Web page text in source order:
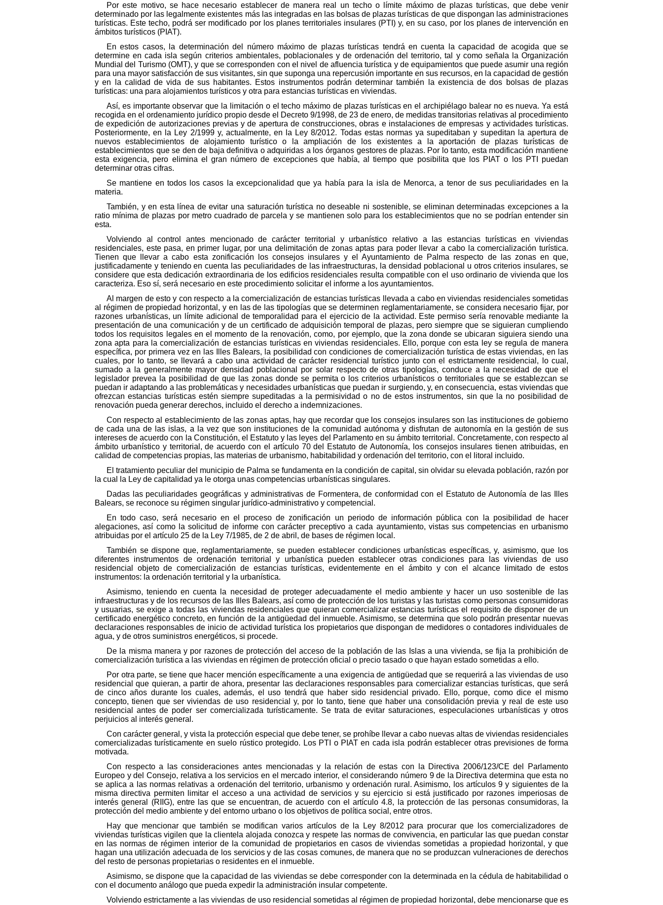
Por este motivo, se hace necesario establecer de manera real un techo o límite máximo de plazas turísticas, que debe venir
determinado por las legalmente existentes más las integradas en las bolsas de plazas turísticas de que dispongan las administraciones
turísticas. Este techo, podrá ser modificado por los planes territoriales insulares (PTI) y, en su caso, por los planes de intervención en
ámbitos turísticos (PIAT).
En estos casos, la determinación del número máximo de plazas turísticas tendrá en cuenta la capacidad de acogida que se
determine en cada isla según criterios ambientales, poblacionales y de ordenación del territorio, tal y como señala la Organización
Mundial del Turismo (OMT), y que se corresponden con el nivel de afluencia turística y de equipamientos que puede asumir una región
para una mayor satisfacción de sus visitantes, sin que suponga una repercusión importante en sus recursos, en la capacidad de gestión
y en la calidad de vida de sus habitantes. Estos instrumentos podrán determinar también la existencia de dos bolsas de plazas
turísticas: una para alojamientos turísticos y otra para estancias turísticas en viviendas.
Así, es importante observar que la limitación o el techo máximo de plazas turísticas en el archipiélago balear no es nueva. Ya está
recogida en el ordenamiento jurídico propio desde el Decreto 9/1998, de 23 de enero, de medidas transitorias relativas al procedimiento
de expedición de autorizaciones previas y de apertura de construcciones, obras e instalaciones de empresas y actividades turísticas.
Posteriormente, en la Ley 2/1999 y, actualmente, en la Ley 8/2012. Todas estas normas ya supeditaban y supeditan la apertura de
nuevos establecimientos de alojamiento turístico o la ampliación de los existentes a la aportación de plazas turísticas de
establecimientos que se den de baja definitiva o adquiridas a los órganos gestores de plazas. Por lo tanto, esta modificación mantiene
esta exigencia, pero elimina el gran número de excepciones que había, al tiempo que posibilita que los PIAT o los PTI puedan
determinar otras cifras.
Se mantiene en todos los casos la excepcionalidad que ya había para la isla de Menorca, a tenor de sus peculiaridades en la
materia.
También, y en esta línea de evitar una saturación turística no deseable ni sostenible, se eliminan determinadas excepciones a la
ratio mínima de plazas por metro cuadrado de parcela y se mantienen solo para los establecimientos que no se podrían entender sin
esta.
Volviendo al control antes mencionado de carácter territorial y urbanístico relativo a las estancias turísticas en viviendas
residenciales, este pasa, en primer lugar, por una delimitación de zonas aptas para poder llevar a cabo la comercialización turística.
Tienen que llevar a cabo esta zonificación los consejos insulares y el Ayuntamiento de Palma respecto de las zonas en que,
justificadamente y teniendo en cuenta las peculiaridades de las infraestructuras, la densidad poblacional u otros criterios insulares, se
considere que esta dedicación extraordinaria de los edificios residenciales resulta compatible con el uso ordinario de vivienda que los
caracteriza. Eso sí, será necesario en este procedimiento solicitar el informe a los ayuntamientos.
Al margen de esto y con respecto a la comercialización de estancias turísticas llevada a cabo en viviendas residenciales sometidas
al régimen de propiedad horizontal, y en las de las tipologías que se determinen reglamentariamente, se considera necesario fijar, por
razones urbanísticas, un límite adicional de temporalidad para el ejercicio de la actividad. Este permiso sería renovable mediante la
presentación de una comunicación y de un certificado de adquisición temporal de plazas, pero siempre que se siguieran cumpliendo
todos los requisitos legales en el momento de la renovación, como, por ejemplo, que la zona donde se ubicaran siguiera siendo una
zona apta para la comercialización de estancias turísticas en viviendas residenciales. Ello, porque con esta ley se regula de manera
específica, por primera vez en las Illes Balears, la posibilidad con condiciones de comercialización turística de estas viviendas, en las
cuales, por lo tanto, se llevará a cabo una actividad de carácter residencial turístico junto con el estrictamente residencial, lo cual,
sumado a la generalmente mayor densidad poblacional por solar respecto de otras tipologías, conduce a la necesidad de que el
legislador prevea la posibilidad de que las zonas donde se permita o los criterios urbanísticos o territoriales que se establezcan se
puedan ir adaptando a las problemáticas y necesidades urbanísticas que puedan ir surgiendo, y, en consecuencia, estas viviendas que
ofrezcan estancias turísticas estén siempre supeditadas a la permisividad o no de estos instrumentos, sin que la no posibilidad de
renovación pueda generar derechos, incluido el derecho a indemnizaciones.
Con respecto al establecimiento de las zonas aptas, hay que recordar que los consejos insulares son las instituciones de gobierno
de cada una de las islas, a la vez que son instituciones de la comunidad autónoma y disfrutan de autonomía en la gestión de sus
intereses de acuerdo con la Constitución, el Estatuto y las leyes del Parlamento en su ámbito territorial. Concretamente, con respecto al
ámbito urbanístico y territorial, de acuerdo con el artículo 70 del Estatuto de Autonomía, los consejos insulares tienen atribuidas, en
calidad de competencias propias, las materias de urbanismo, habitabilidad y ordenación del territorio, con el litoral incluido.
El tratamiento peculiar del municipio de Palma se fundamenta en la condición de capital, sin olvidar su elevada población, razón por
la cual la Ley de capitalidad ya le otorga unas competencias urbanísticas singulares.
Dadas las peculiaridades geográficas y administrativas de Formentera, de conformidad con el Estatuto de Autonomía de las Illes
Balears, se reconoce su régimen singular jurídico-administrativo y competencial.
En todo caso, será necesario en el proceso de zonificación un periodo de información pública con la posibilidad de hacer
alegaciones, así como la solicitud de informe con carácter preceptivo a cada ayuntamiento, vistas sus competencias en urbanismo
atribuidas por el artículo 25 de la Ley 7/1985, de 2 de abril, de bases de régimen local.
También se dispone que, reglamentariamente, se pueden establecer condiciones urbanísticas específicas, y, asimismo, que los
diferentes instrumentos de ordenación territorial y urbanística pueden establecer otras condiciones para las viviendas de uso
residencial objeto de comercialización de estancias turísticas, evidentemente en el ámbito y con el alcance limitado de estos
instrumentos: la ordenación territorial y la urbanística.
Asimismo, teniendo en cuenta la necesidad de proteger adecuadamente el medio ambiente y hacer un uso sostenible de las
infraestructuras y de los recursos de las Illes Balears, así como de protección de los turistas y las turistas como personas consumidoras
y usuarias, se exige a todas las viviendas residenciales que quieran comercializar estancias turísticas el requisito de disponer de un
certificado energético concreto, en función de la antigüedad del inmueble. Asimismo, se determina que solo podrán presentar nuevas
declaraciones responsables de inicio de actividad turística los propietarios que dispongan de medidores o contadores individuales de
agua, y de otros suministros energéticos, si procede.
De la misma manera y por razones de protección del acceso de la población de las Islas a una vivienda, se fija la prohibición de
comercialización turística a las viviendas en régimen de protección oficial o precio tasado o que hayan estado sometidas a ello.
Por otra parte, se tiene que hacer mención específicamente a una exigencia de antigüedad que se requerirá a las viviendas de uso
residencial que quieran, a partir de ahora, presentar las declaraciones responsables para comercializar estancias turísticas, que será
de cinco años durante los cuales, además, el uso tendrá que haber sido residencial privado. Ello, porque, como dice el mismo
concepto, tienen que ser viviendas de uso residencial y, por lo tanto, tiene que haber una consolidación previa y real de este uso
residencial antes de poder ser comercializada turísticamente. Se trata de evitar saturaciones, especulaciones urbanísticas y otros
perjuicios al interés general.
Con carácter general, y vista la protección especial que debe tener, se prohíbe llevar a cabo nuevas altas de viviendas residenciales
comercializadas turísticamente en suelo rústico protegido. Los PTI o PIAT en cada isla podrán establecer otras previsiones de forma
motivada.
Con respecto a las consideraciones antes mencionadas y la relación de estas con la Directiva 2006/123/CE del Parlamento
Europeo y del Consejo, relativa a los servicios en el mercado interior, el considerando número 9 de la Directiva determina que esta no
se aplica a las normas relativas a ordenación del territorio, urbanismo y ordenación rural. Asimismo, los artículos 9 y siguientes de la
misma directiva permiten limitar el acceso a una actividad de servicios y su ejercicio si está justificado por razones imperiosas de
interés general (RIIG), entre las que se encuentran, de acuerdo con el artículo 4.8, la protección de las personas consumidoras, la
protección del medio ambiente y del entorno urbano o los objetivos de política social, entre otros.
Hay que mencionar que también se modifican varios artículos de la Ley 8/2012 para procurar que los comercializadores de
viviendas turísticas vigilen que la clientela alojada conozca y respete las normas de convivencia, en particular las que puedan constar
en las normas de régimen interior de la comunidad de propietarios en casos de viviendas sometidas a propiedad horizontal, y que
hagan una utilización adecuada de los servicios y de las cosas comunes, de manera que no se produzcan vulneraciones de derechos
del resto de personas propietarias o residentes en el inmueble.
Asimismo, se dispone que la capacidad de las viviendas se debe corresponder con la determinada en la cédula de habitabilidad o
con el documento análogo que pueda expedir la administración insular competente.
Volviendo estrictamente a las viviendas de uso residencial sometidas al régimen de propiedad horizontal, debe mencionarse que es